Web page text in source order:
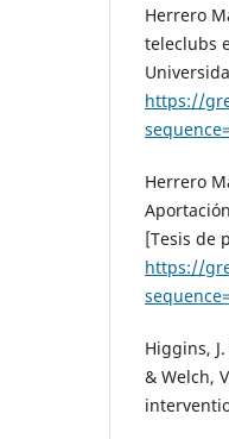
Herrero
teleclubs
https://
Herrero
[Tesis de
https://
Higgins,
& Welch,